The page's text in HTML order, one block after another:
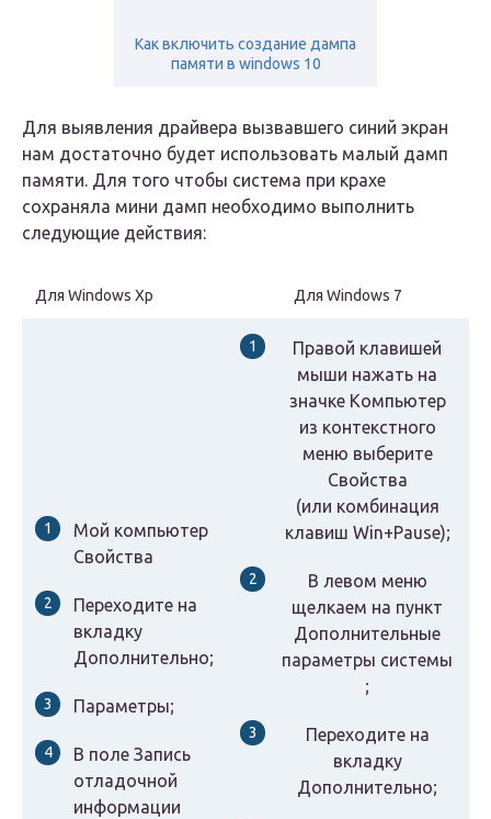
Как включить создание дампа
памяти в windows 10
Для выявления драйвера вызвавшего синий экран
нам достаточно будет использовать малый дамп
памяти. Для того чтобы система при крахе
сохраняла мини дамп необходимо выполнить
следующие действия:
Для Windows Xp Для Windows 7
Мой компьютер
Свойства
Переходите на
вкладку
Дополнительно;
Параметры;
В поле Запись
отладочной
информации
Правой клавишей
мыши нажать на
значке Компьютер
из контекстного
меню выберите
Свойства
(или комбинация
клавиш Win+Pause);
В левом меню
щелкаем на пункт
Дополнительные
параметры системы
;
Переходите на
вкладку
Дополнительно;